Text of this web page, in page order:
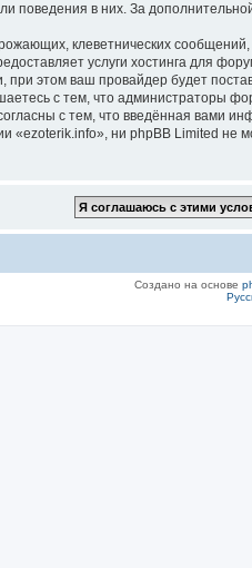
поведения в них. За
клеветнических
услуги хостинга для
этом ваш провайдер будет
с тем, что администраторы
с тем, что введённая вами
ни phpBB Limited не
Создано на основе